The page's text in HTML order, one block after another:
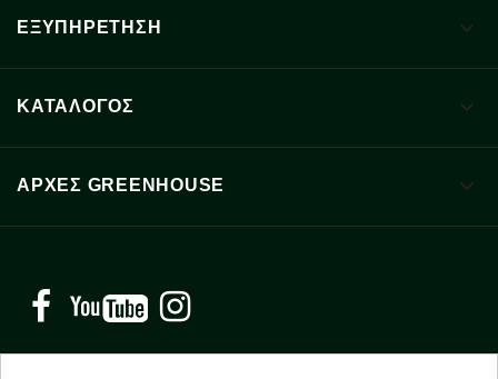
ΕΞΥΠΗΡΕΤΗΣΗ 
ΚΑΤΑΛΟΓΟΣ 
ΑΡΧΈΣ GREENHOUSE 
Facebook YouTube